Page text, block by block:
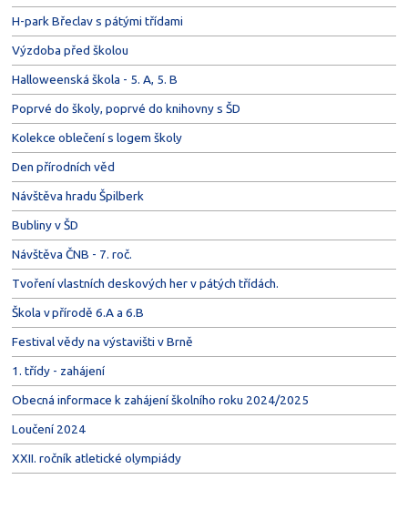
H-park Břeclav s pátými třídami
Výzdoba před školou
Halloweenská škola - 5. A, 5. B
Poprvé do školy, poprvé do knihovny s ŠD
Kolekce oblečení s logem školy
Den přírodních věd
Návštěva hradu Špilberk
Bubliny v ŠD
Návštěva ČNB - 7. roč.
Tvoření vlastních deskových her v pátých třídách.
Škola v přírodě 6.A a 6.B
Festival vědy na výstavišti v Brně
1. třídy - zahájení
Obecná informace k zahájení školního roku 2024/2025
Loučení 2024
XXII. ročník atletické olympiády